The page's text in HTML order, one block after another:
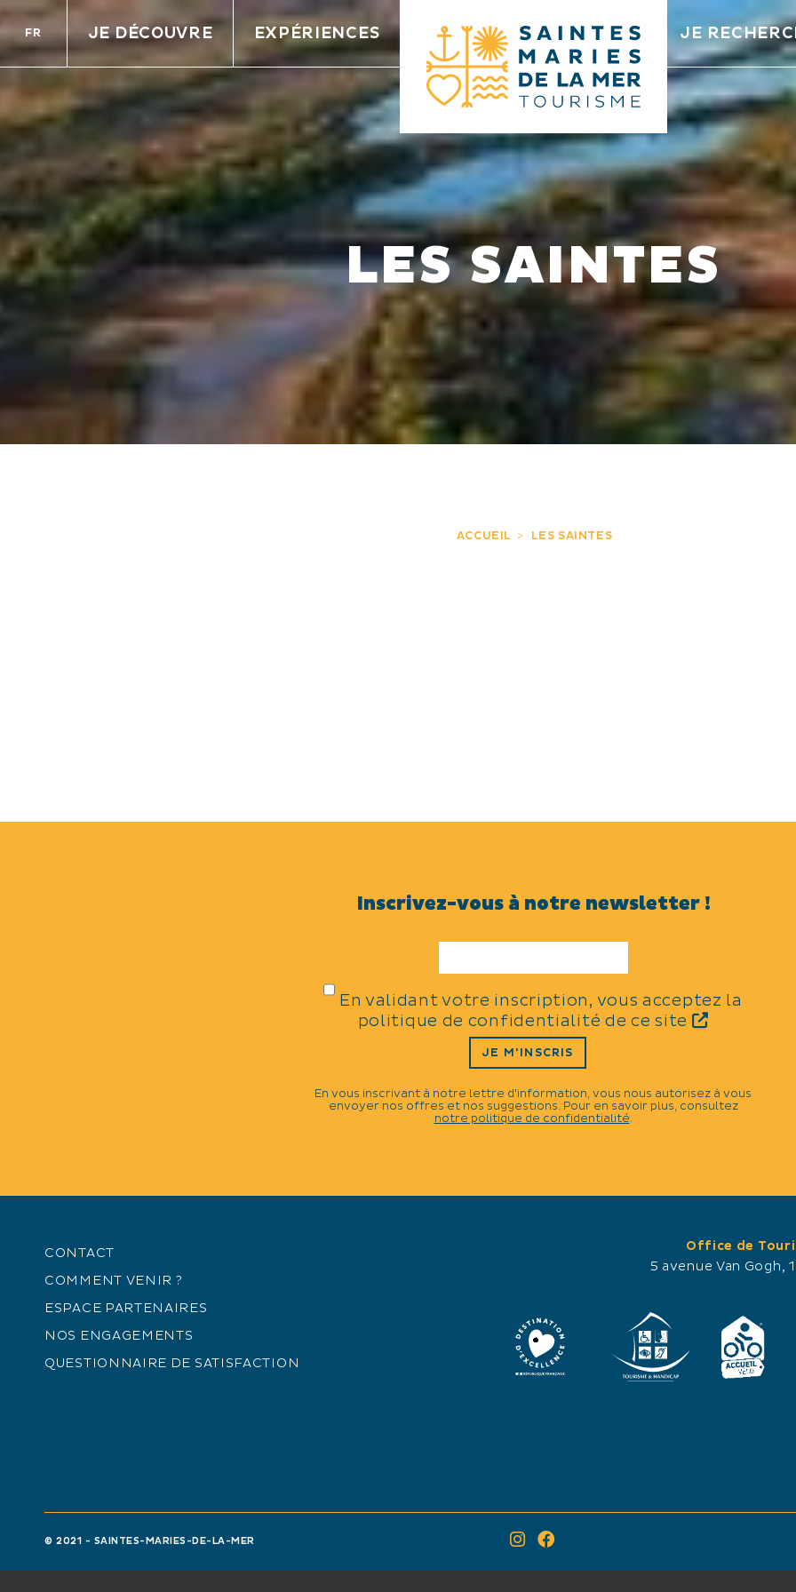
FR JE DÉCOUVRE EXPÉRIENCES JE
LES SAINTES
ACCUEIL LES SAINTES
Inscrivez-vous à notre newsletter !
En validant votre inscription, vous acceptez la
politique de confidentialité de ce site
JE M'INSCRIS
En vous inscrivant à notre lettre d'information, vous nous autorisez à vous
envoyer nos offres et nos suggestions. Pour en savoir plus, consultez
notre politique de confidentialité.
CONTACT
COMMENT VENIR ?
ESPACE PARTENAIRES
NOS ENGAGEMENTS
QUESTIONNAIRE DE SATISFACTION
Office de
5 avenue Van
© 2021 - SAINTES-MARIES-DE-LA-MER